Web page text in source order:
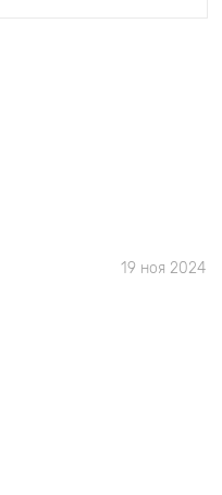
19 ноя 2024